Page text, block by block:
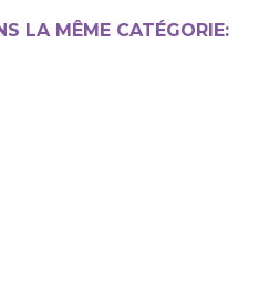
LA MÊME CATÉGORIE: